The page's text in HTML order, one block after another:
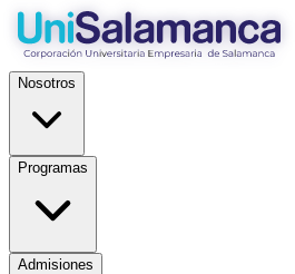
Nosotros
Programas
Admisiones